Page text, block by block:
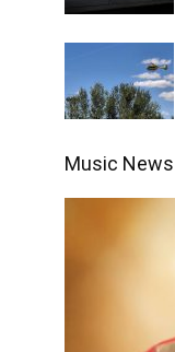
Music News